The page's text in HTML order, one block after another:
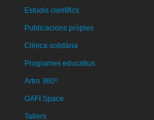
Estudis científics
Publicacions pròpies
Clínica solidària
Programes educatius
Artro 360º
OAFI Space
Tallers